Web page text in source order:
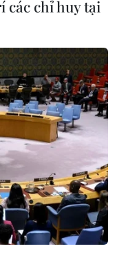
là táo và
các chỉ huy tại